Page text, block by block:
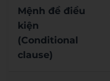
Mệnh đề điều
kiện
(Conditional
clause)